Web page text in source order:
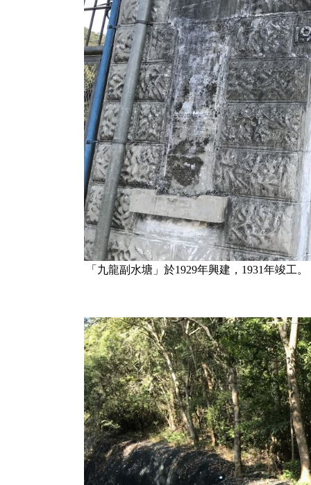
「九龍副水塘」於1929年興建，1931年竣工。